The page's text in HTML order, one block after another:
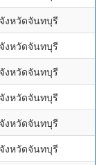
งหวัดจันทบุรี
งหวัดจันทบุรี
งหวัดจันทบุรี
งหวัดจันทบุรี
งหวัดจันทบุรี
งหวัดจันทบุรี